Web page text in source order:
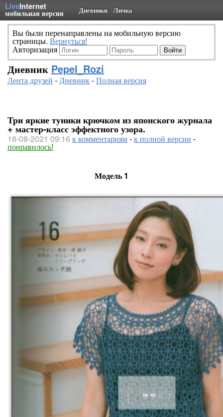
LiveInternet
мобильная версия Дневники Личка
Вы были перенаправлены на мобильную версию
страницы. Вернуться!
Авторизация
Дневник Pepel_Rozi
Лента друзей -Дневник-Полная версия
Три яркие туники крючком из японского журнала
+ мастер-класс эффектного узора.
18-08-2021 09:16 к комментариям-к полной версии -
понравилось!
Модель 1